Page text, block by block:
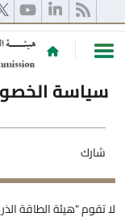
سياسة
شارك
لا تقوم "هيئة الطاقة